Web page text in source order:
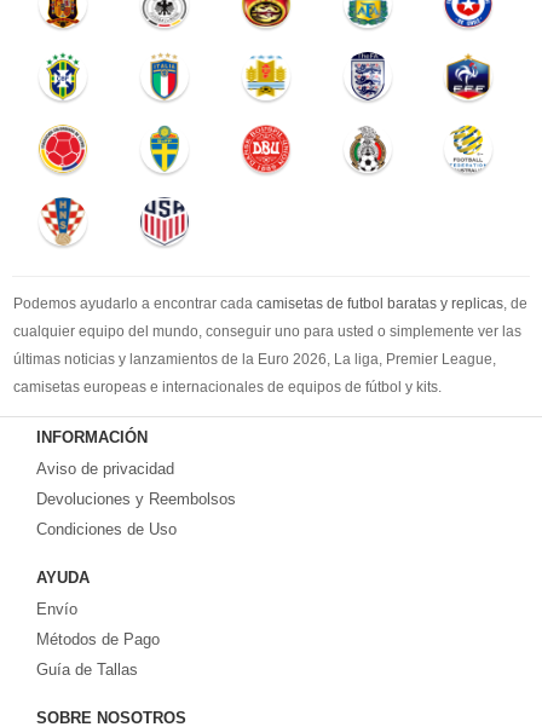
Podemos ayudarlo a encontrar cada camisetas de futbol baratas y replicas, de
cualquier equipo del mundo, conseguir uno para usted o simplemente ver las
últimas noticias y lanzamientos de la Euro 2026, La liga, Premier League,
camisetas europeas e internacionales de equipos de fútbol y kits.
Comprecamisetas de futbol baratasen la tienda deportiva más grande de
Europa. ¡Grandes ofertas en todas las camisetas del club de fútbol, ​​kits
europeos e internacionales, todo a los precios más bajos!
Compre nuestra gran selección de
equipaciones, camisetas y un portero a partir de €17.6. Diseños de fútbol
INFORMACIÓN
Aviso de privacidad
Devoluciones y Reembolsos
Condiciones de Uso
AYUDA
Envío
Métodos de Pago
Guía de Tallas
SOBRE NOSOTROS